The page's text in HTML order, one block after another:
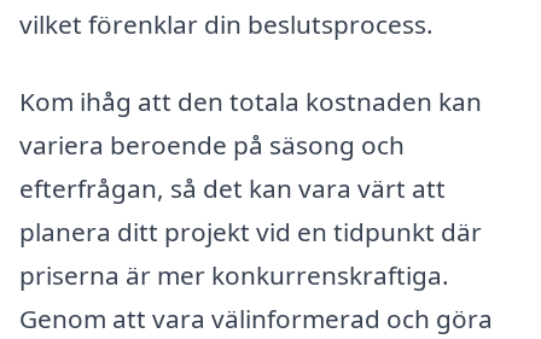
vilket förenklar din beslutsprocess.
Kom ihåg att den totala kostnaden kan
variera beroende på säsong och
efterfrågan, så det kan vara värt att
planera ditt projekt vid en tidpunkt där
priserna är mer konkurrenskraftiga.
Genom att vara välinformerad och göra